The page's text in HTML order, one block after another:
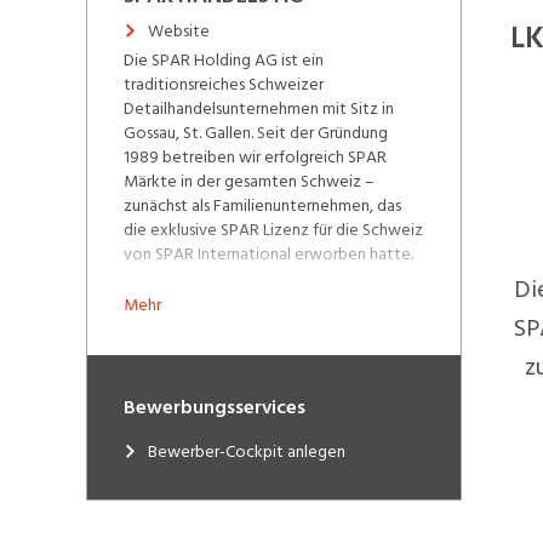
Website
Die SPAR Holding AG ist ein
traditionsreiches Schweizer
Detailhandelsunternehmen mit Sitz in
Gossau, St. Gallen. Seit der Gründung
1989 betreiben wir erfolgreich SPAR
Märkte in der gesamten Schweiz –
zunächst als Familienunternehmen, das
die exklusive SPAR Lizenz für die Schweiz
von SPAR International erworben hatte.
Im Jahr 2016 erfolgte eine strategische
Partnerschaft mit der irischen BWG
übernahm. Die BWG Group ist Teil der
südafrikanischen SPAR Group, einem der
weltweit führenden
Mehr
Bewerbungsservices
Bewerber-Cockpit anlegen